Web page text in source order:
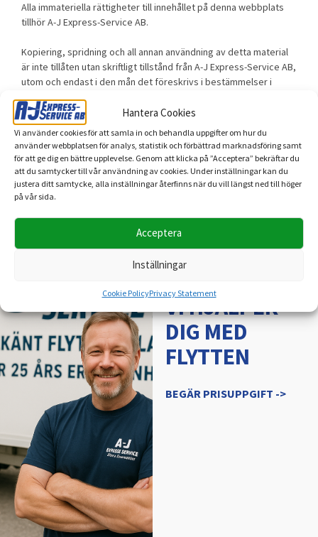
Hantera Cookies
Vi använder cookies för att samla in och behandla uppgifter om hur du
använder webbplatsen för analys, statistik och förbättrad marknadsföring samt
för att ge dig en bättre upplevelse. Genom att klicka på ”Acceptera” bekräftar du
att du samtycker till vår användning av cookies. Under inställningar kan du
justera ditt samtycke, alla inställningar återfinns när du vill längst ned till höger
på vår sida.
Acceptera
Inställningar
Cookie PolicyPrivacy Statement
Alla immateriella rättigheter till innehållet på denna webbplats
tillhör A-J Express-Service AB.
Kopiering, spridning och all annan användning av detta material
är inte tillåten utan skriftligt tillstånd från A-J Express-Service AB,
utom och endast i den mån det föreskrivs i bestämmelser i
tvingande lagstiftning (t.ex. rätten att citera), om inte annat följer
av det specifika innehållet.
Om du har några frågor eller problem med webbplatsens
tillgänglighet, tveka inte att kontakta oss.
A-J EXPRESS SERVICE
VI HJÄLPER
DIG MED
FLYTTEN
BEGÄR PRISUPPGIFT ->